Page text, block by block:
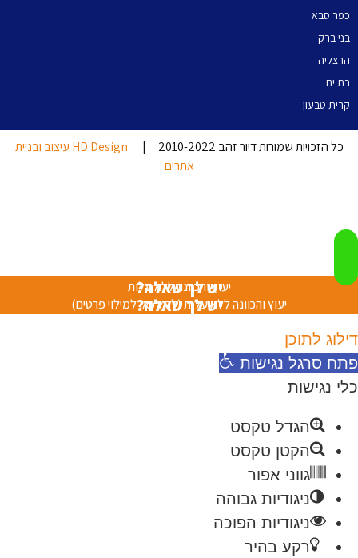
כפר סבא
בני ברק
הרצליה
בת ים
קרית טבעון
כל הזכויות שמורות דיור זהב 2010-2022 |
HD Design עיצוב ובניית
אתרים
יש לך שאלה?
יעוץ והכוונה ללא עלות
יש לך שאלה?
יעוץ והכוונה ללא עלות (לחץ כאן למילוי פרטים)
דילוג לתוכן
פתח סרגל נגישות
כלי נגישות
הגדל טקסט
הקטן טקסט
גווני אפור
ניגודיות גבוהה
ניגודיות הפוכה
רקע בהיר